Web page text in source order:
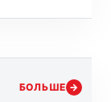
БОЛЬШЕ →